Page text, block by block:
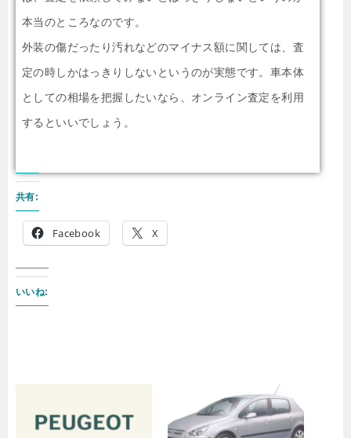
本当のところなのです。
外装の傷だったり汚れなどのマイナス額に関しては、査
定の時しかはっきりしないというのが実態です。車本体
としての相場を把握したいなら、オンライン査定を利用
するといいでしょう。
共有:
Facebook X
いいね: